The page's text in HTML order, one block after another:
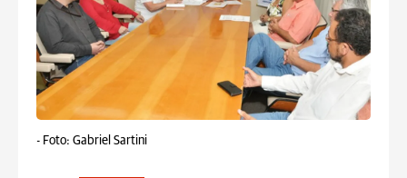
- Foto: Gabriel Sartini